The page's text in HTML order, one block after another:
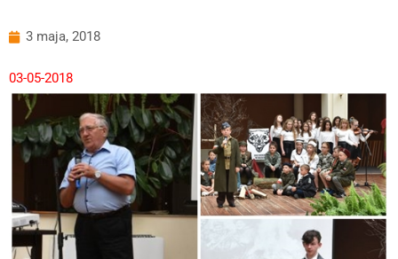
3 maja, 2018
03-05-2018